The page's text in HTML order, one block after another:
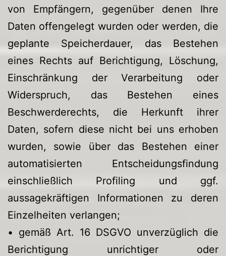
von Empfängern, gegenüber denen Ihre
Daten offengelegt wurden oder werden, die
geplante Speicherdauer, das Bestehen
eines Rechts auf Berichtigung, Löschung,
Einschränkung der Verarbeitung oder
Widerspruch, das Bestehen eines
Beschwerderechts, die Herkunft ihrer
Daten, sofern diese nicht bei uns erhoben
wurden, sowie über das Bestehen einer
automatisierten Entscheidungsfindung
einschließlich Profiling und ggf.
aussagekräftigen Informationen zu deren
Einzelheiten verlangen;
• gemäß Art. 16 DSGVO unverzüglich die
Berichtigung unrichtiger oder